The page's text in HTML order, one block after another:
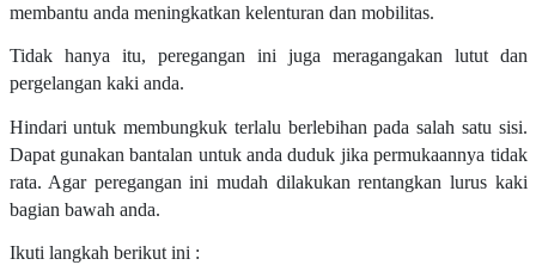
membantu anda meningkatkan kelenturan dan mobilitas.
Tidak hanya itu, peregangan ini juga meragangakan lutut dan
pergelangan kaki anda.
Hindari untuk membungkuk terlalu berlebihan pada salah satu sisi.
Dapat gunakan bantalan untuk anda duduk jika permukaannya tidak
rata. Agar peregangan ini mudah dilakukan rentangkan lurus kaki
bagian bawah anda.
Ikuti langkah berikut ini :